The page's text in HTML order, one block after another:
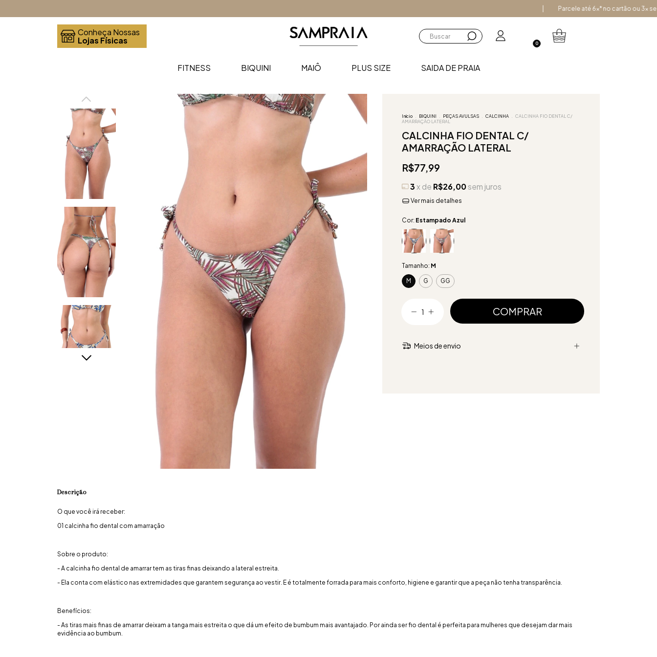
Parcele até 6x* no cartão ou 3x sem juros
Conheça Nossas
Lojas Físicas
0
FITNESS BIQUINI MAIÔ PLUS SIZE SAIDA DE PRAIA
Início BIQUINI PEÇAS AVULSAS CALCINHA
CALCINHA FIO DENTAL C/
AMARRAÇÃO LATERAL
CALCINHA FIO DENTAL C/
AMARRAÇÃO LATERAL
R$77,99
3x de R$26,00sem juros
Ver mais detalhes
Cor: Estampado Azul
Tamanho: M
M G GG
Meios de envio
Descrição
O que você irá receber:
01 calcinha fio dental com amarração
Sobre o produto:
- A calcinha fio dental de amarrar tem as tiras finas deixando a lateral estreita.
- Ela conta com elástico nas extremidades que garantem segurança ao vestir. E é totalmente forrada para mais conforto, higiene e garantir que a peça não tenha transparência.
Benefícios:
- As tiras mais finas de amarrar deixam a tanga mais estreita o que dá um efeito de bumbum mais avantajado. Por ainda ser fio dental é perfeita para mulheres que desejam dar mais
evidência ao bumbum.